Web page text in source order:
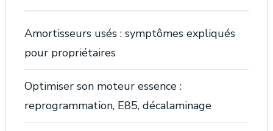
Amortisseurs usés : symptômes expliqués
pour propriétaires
Optimiser son moteur essence :
reprogrammation, E85, décalaminage